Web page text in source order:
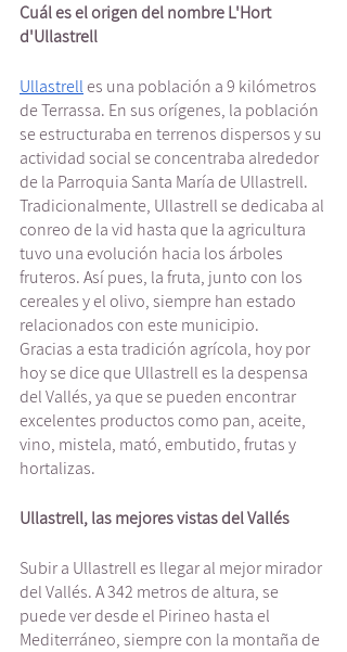
Cuál es el origen del nombre L'Hort
d'Ullastrell
Ullastrell es una población a 9 kilómetros
de Terrassa. En sus orígenes, la población
se estructuraba en terrenos dispersos y su
actividad social se concentraba alrededor
de la Parroquia Santa María de Ullastrell.
Tradicionalmente, Ullastrell se dedicaba al
conreo de la vid hasta que la agricultura
tuvo una evolución hacia los árboles
fruteros. Así pues, la fruta, junto con los
cereales y el olivo, siempre han estado
relacionados con este municipio.
Gracias a esta tradición agrícola, hoy por
hoy se dice que Ullastrell es la despensa
del Vallés, ya que se pueden encontrar
excelentes productos como pan, aceite,
vino, mistela, mató, embutido, frutas y
hortalizas.
Ullastrell, las mejores vistas del Vallés
Subir a Ullastrell es llegar al mejor mirador
del Vallés. A 342 metros de altura, se
puede ver desde el Pirineo hasta el
Mediterráneo, siempre con la montaña de